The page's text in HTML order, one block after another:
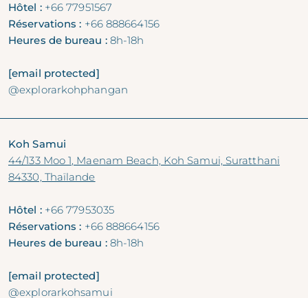
Hôtel : +66 77951567
Réservations : +66 888664156
Heures de bureau :8h-18h
[email protected]
@explorarkohphangan
Koh Samui
44/133 Moo 1, Maenam Beach, Koh Samui, Suratthani
84330, Thaïlande
Hôtel : +66 77953035
Réservations : +66 888664156
Heures de bureau :8h-18h
[email protected]
@explorarkohsamui